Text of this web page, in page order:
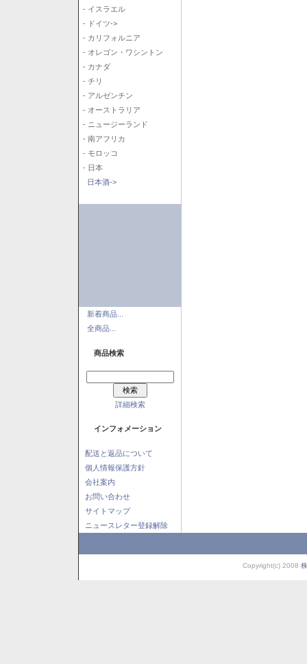
- イスラエル
- ドイツ->
- カリフォルニア
- オレゴン・ワシントン
- カナダ
- チリ
- アルゼンチン
- オーストラリア
- ニュージーランド
- 南アフリカ
- モロッコ
- 日本
日本酒->
新着商品...
全商品...
商品検索
詳細検索
インフォメーション
配送と返品について
個人情報保護方針
会社案内
お問い合わせ
サイトマップ
ニュースレター登録解除
Copyright(c) 2008